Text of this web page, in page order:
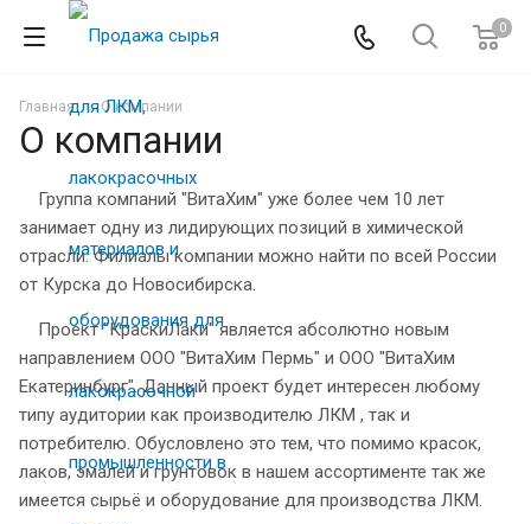
0
Главная О компании
О компании
Группа компаний "ВитаХим" уже более чем 10 лет
занимает одну из лидирующих позиций в химической
отрасли. Филиалы компании можно найти по всей России
от Курска до Новосибирска.
Проект "КраскиЛаки" является абсолютно новым
направлением ООО "ВитаХим Пермь" и ООО "ВитаХим
Екатеринбург". Данный проект будет интересен любому
типу аудитории как производителю ЛКМ , так и
потребителю. Обусловлено это тем, что помимо красок,
лаков, эмалей и грунтовок в нашем ассортименте так же
имеется сырьё и оборудование для производства ЛКМ.